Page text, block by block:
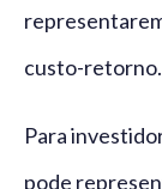
custo-retorno.
Para
pode